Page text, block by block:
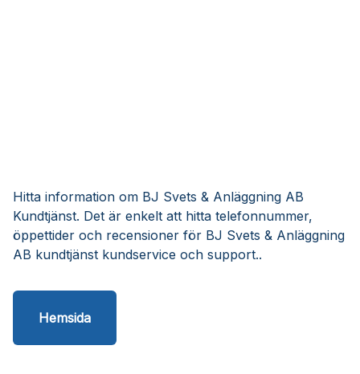
Hitta information om BJ Svets & Anläggning AB
Kundtjänst. Det är enkelt att hitta telefonnummer,
öppettider och recensioner för BJ Svets & Anläggning
AB kundtjänst kundservice och support..
Hemsida